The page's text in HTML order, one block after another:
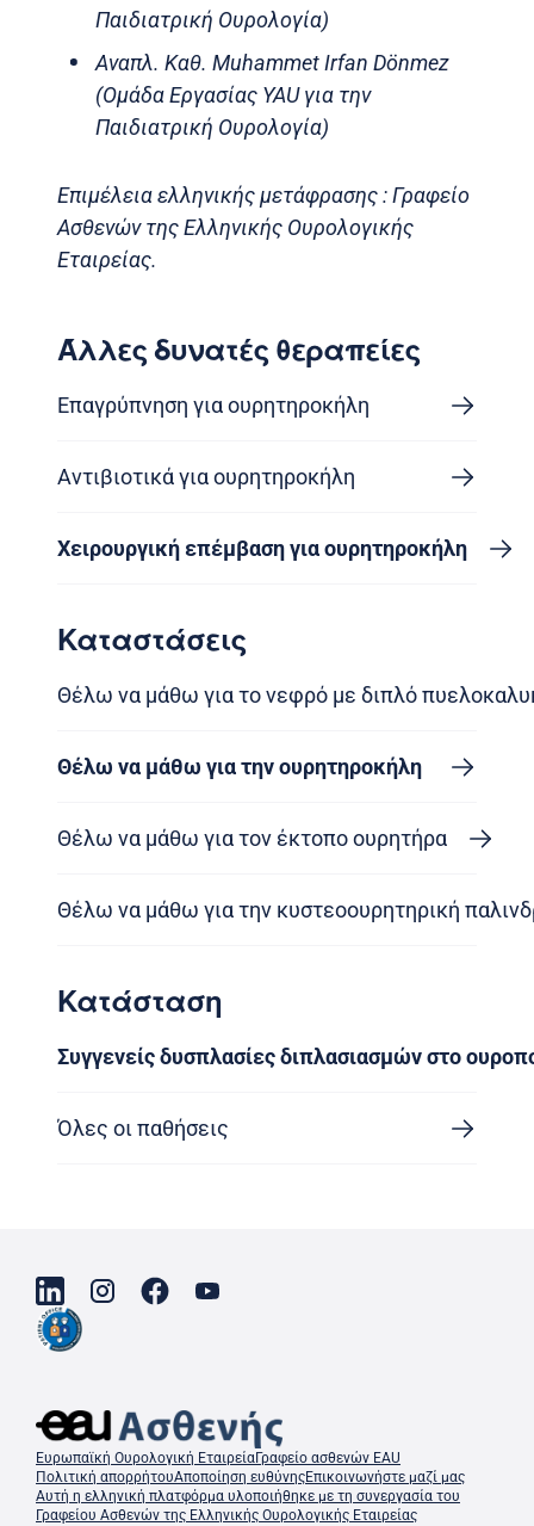
Παιδιατρική Ουρολογία)
Αναπλ. Καθ. Muhammet Irfan Dönmez
(Ομάδα Εργασίας YAU για την
Παιδιατρική Ουρολογία)
Επιμέλεια ελληνικής μετάφρασης : Γραφείο
Ασθενών της Ελληνικής Ουρολογικής
Εταιρείας.
Άλλες δυνατές θεραπείες
Επαγρύπνηση για ουρητηροκήλη
Αντιβιοτικά για ουρητηροκήλη
Χειρουργική επέμβαση για ουρητηροκήλη
Καταστάσεις
Θέλω να μάθω για το νεφρό με διπλό
Θέλω να μάθω για την ουρητηροκήλη
Θέλω να μάθω για τον έκτοπο ουρητήρα
Θέλω να μάθω για την κυστεοουρητηρική
Κατάσταση
Συγγενείς δυσπλασίες διπλασιασμών στο
Όλες οι παθήσεις
Ευρωπαϊκή Ουρολογική ΕταιρείαΓραφείο ασθενών EAU
Πολιτική απορρήτουΑποποίηση ευθύνηςΕπικοινωνήστε μαζί μας
Αυτή η ελληνική πλατφόρμα υλοποιήθηκε με τη συνεργασία του
Γραφείου Ασθενών της Ελληνικής Ουρολογικής Εταιρείας